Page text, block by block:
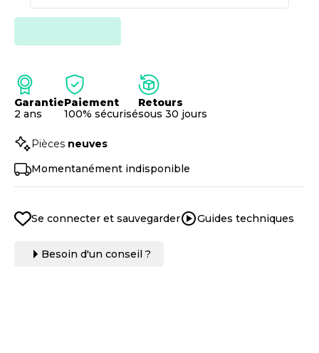
Garantie
2 ans
Paiement
100% sécurisé
Retours
sous 30 jours
Pièces neuves
Momentanément indisponible
Se connecter et sauvegarder Guides techniques
Besoin d'un conseil ?